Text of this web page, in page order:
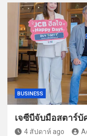
BUSINESS
เจซีบีจับมือสตาร์บั
4 สัปดาห์ ago